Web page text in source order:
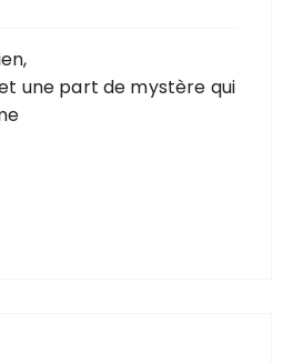
une part de mystère qui